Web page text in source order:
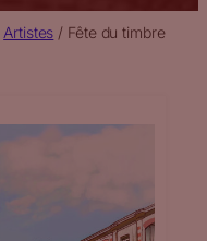
Artistes / Fête du timbre